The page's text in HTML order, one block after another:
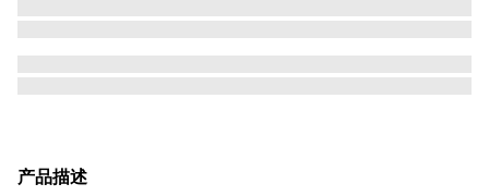
产品描述